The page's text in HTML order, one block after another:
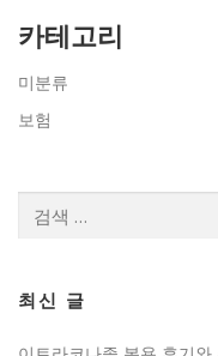
카테고리
미분류
보험
최신 글